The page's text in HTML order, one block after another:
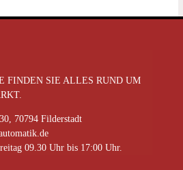
FINDEN SIE ALLES RUND UM
70794 Filderstadt
09.30 Uhr bis 17:00 Uhr.